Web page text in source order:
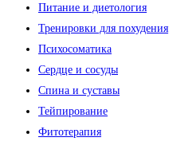
Питание и диетология
Тренировки для похудения
Психосоматика
Сердце и сосуды
Спина и суставы
Тейпирование
Фитотерапия